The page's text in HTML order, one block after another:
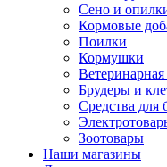
Сено и
Кормовые
Поилки
Кормушки
Ветеринарная
Брудеры и
Средства для
Зоотовары
Наши магазины